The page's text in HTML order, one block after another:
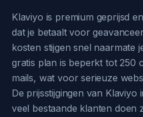
Klaviyo is premium geprijsd
dat je betaalt voor
kosten stijgen snel naarmate
gratis plan is beperkt tot 250
mails, wat voor serieuze
De prijsstijgingen van
veel bestaande klanten doen